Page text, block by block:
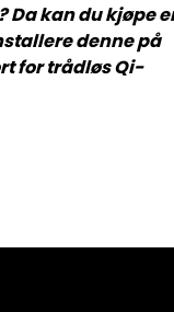
kan du kjøpe
denne på
for trådløs Qi-